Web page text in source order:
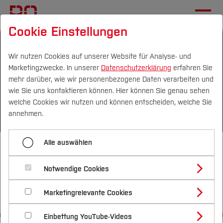
Campus Personen DE|EN Quicklinks
Studium
Studienangebote
Bachelorstudiengänge
Masterstudiengänge
Vor dem Studium
Bewerben & Einschreiben
Bewerbungsportal
Im Studium
Studienbüros und Prüfungen
Nach dem Studium
Forschung & Transfer
Profil
Forschungs- und Transferprofil
Schwerpunkte (FuT)
Beratung & Förderung
Nachhaltigkeit
Nachhaltigkeit studieren
International
AMM Symposium – arch
itecture: Künstliche Intelligenz
in Architektur und
Kommunikation
Cookie Einstellungen
Wir nutzen Cookies auf unserer Website für Analyse- und
Marketingzwecke. In unserer Datenschutzerklärung erfahren Sie
mehr darüber, wie wir personenbezogene Daten verarbeiten und
wie Sie uns kontaktieren können. Hier können Sie genau sehen
welche Cookies wir nutzen und können entscheiden, welche Sie
annehmen.
Alle auswählen
Notwendige Cookies
Marketingrelevante Cookies
Einbettung YouTube-Videos